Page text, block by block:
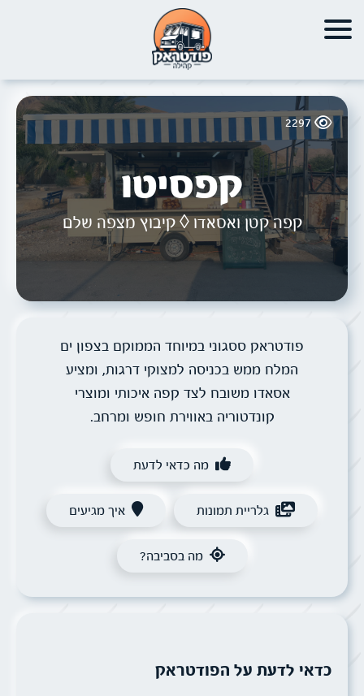
קפסיטו
קפה קטן ואסאדו ◊ קיבוץ מצפה שלם
פודטראק ססגוני במיוחד הממוקם בצפון ים
המלח ממש בכניסה למצוקי דרגות, ומציע
אסאדו משובח לצד קפה איכותי ומוצרי
קונדטוריה באווירת חופש ומרחב.
מה כדאי לדעת
גלריית תמונות איך מגיעים
מה בסביבה?
כדאי לדעת על הפודטראק